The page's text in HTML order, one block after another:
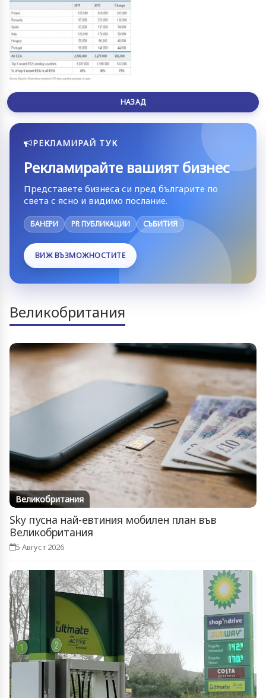
НАЗАД
РЕКЛАМИРАЙ ТУК
Рекламирайте вашият бизнес
Представете бизнеса си пред българите по
света с ясно и видимо послание.
БАНЕРИ PR ПУБЛИКАЦИИ СЪБИТИЯ
ВИЖ ВЪЗМОЖНОСТИТЕ
Великобритания
Великобритания
Sky пусна най-евтиния мобилен план във
Великобритания
5 Август 2026